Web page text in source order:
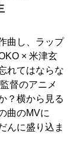
曲し、ラップ
× 米津玄
れてはならな
督のアニメ
？横から見る
曲のMVに
んに盛り込ま